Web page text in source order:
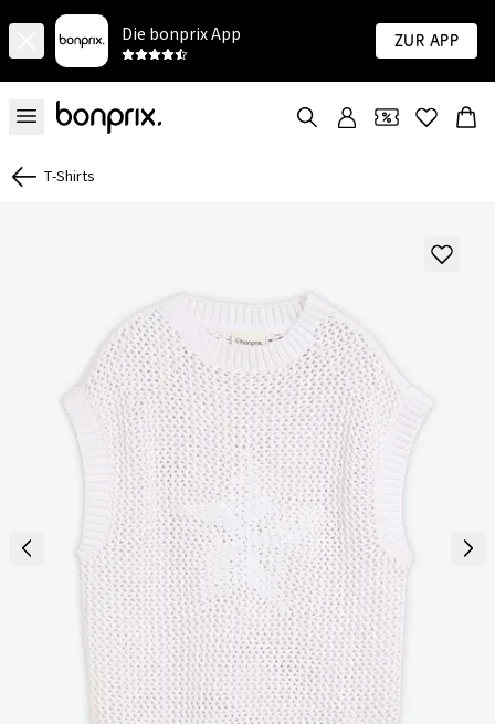
Die bonprix App Zur App
T-Shirts